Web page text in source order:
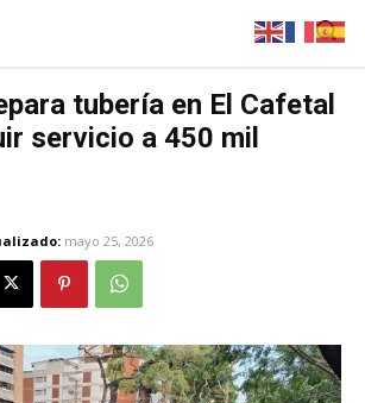
tubería en El Cafetal
servicio a 450 mil
mayo 25, 2026